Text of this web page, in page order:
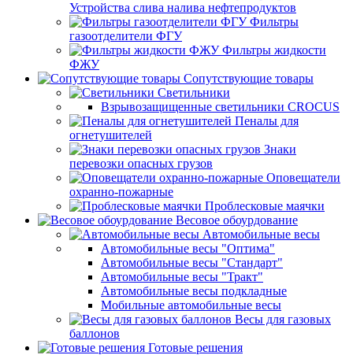
Устройства слива налива нефтепродуктов
Фильтры
газоотделители ФГУ
Фильтры жидкости
ФЖУ
Сопутствующие товары
Светильники
Взрывозащищенные светильники CROCUS
Пеналы для
огнетушителей
Знаки
перевозки опасных грузов
Оповещатели
охранно-пожарные
Проблесковые маячки
Весовое обоурдование
Автомобильные весы
Автомобильные весы "Оптима"
Автомобильные весы "Стандарт"
Автомобильные весы "Тракт"
Автомобильные весы подкладные
Мобильные автомобильные весы
Весы для газовых
баллонов
Готовые решения